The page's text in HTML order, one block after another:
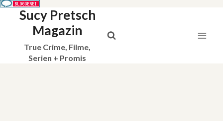
Sucy Pretsch
Magazin
True Crime, Filme,
Serien + Promis